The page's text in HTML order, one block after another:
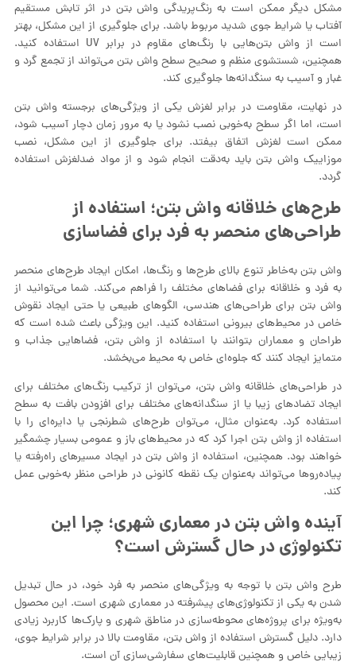
مشکل دیگر ممکن است به رنگ‌پریدگی واش بتن در اثر تابش مستقیم
آفتاب یا شرایط جوی شدید مربوط باشد. برای جلوگیری از این مشکل، بهتر
است از واش بتن‌هایی با رنگ‌های مقاوم در برابر UV استفاده کنید.
همچنین، شستشوی منظم و صحیح سطح واش بتن می‌تواند از تجمع گرد و
غبار و آسیب به سنگدانه‌ها جلوگیری کند.
در نهایت، مقاومت در برابر لغزش یکی از ویژگی‌های برجسته واش بتن
است، اما اگر سطح به‌خوبی نصب نشود یا به مرور زمان دچار آسیب شود،
ممکن است لغزش اتفاق بیفتد. برای جلوگیری از این مشکل، نصب
موزاییک واش بتن باید به‌دقت انجام شود و از مواد ضدلغزش استفاده
گردد.
طرح‌های خلاقانه واش بتن؛ استفاده از
طراحی‌های منحصر به فرد برای فضاسازی
واش بتن به‌خاطر تنوع بالای طرح‌ها و رنگ‌ها، امکان ایجاد طرح‌های منحصر
به فرد و خلاقانه برای فضاهای مختلف را فراهم می‌کند. شما می‌توانید از
واش بتن برای طراحی‌های هندسی، الگوهای طبیعی یا حتی ایجاد نقوش
خاص در محیط‌های بیرونی استفاده کنید. این ویژگی باعث شده است که
طراحان و معماران بتوانند با استفاده از واش بتن، فضاهایی جذاب و
متمایز ایجاد کنند که جلوه‌ای خاص به محیط می‌بخشد.
در طراحی‌های خلاقانه واش بتن، می‌توان از ترکیب رنگ‌های مختلف برای
ایجاد تضادهای زیبا یا از سنگدانه‌های مختلف برای افزودن بافت به سطح
استفاده کرد. به‌عنوان مثال، می‌توان طرح‌های شطرنجی یا دایره‌ای را با
استفاده از واش بتن اجرا کرد که در محیط‌های باز و عمومی بسیار چشمگیر
خواهند بود. همچنین، استفاده از واش بتن در ایجاد مسیرهای راه‌رفته یا
پیاده‌روها می‌تواند به‌عنوان یک نقطه کانونی در طراحی منظر به‌خوبی عمل
کند.
آینده واش بتن در معماری شهری؛ چرا این
تکنولوژی در حال گسترش است؟
طرح‌ واش بتن با توجه به ویژگی‌های منحصر به فرد خود، در حال تبدیل
شدن به یکی از تکنولوژی‌های پیشرفته در معماری شهری است. این محصول
به‌ویژه برای پروژه‌های محوطه‌سازی در مناطق شهری و پارک‌ها کاربرد زیادی
دارد. دلیل گسترش استفاده از واش بتن، مقاومت بالا در برابر شرایط جوی،
زیبایی خاص و همچنین قابلیت‌های سفارشی‌سازی آن است.